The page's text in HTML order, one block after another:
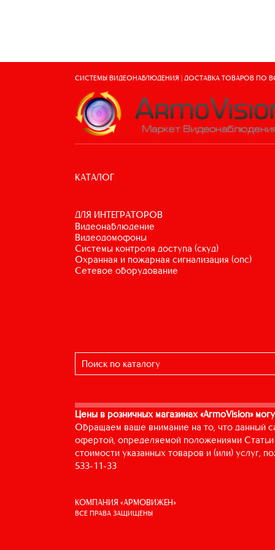
СИСТЕМЫ ВИДЕОНАБЛЮДЕНИЯ | ДОСТАВКА ТОВАРОВ ПО
КАТАЛОГ
ДЛЯ ИНТЕГРАТОРОВ
видеонаблюдение
видеодомофоны
системы контроля доступа (скуд)
охранная и пожарная сигнализация (опс)
сетевое оборудование
Цены в розничных магазинах «ArmoVision»
Обращаем ваше внимание на то, что данный
офертой, определяемой положениями
стоимости указанных товаров и (или)
533-11-33
КОМПАНИЯ «АРМОВИЖЕН»
ВСЕ ПРАВА ЗАЩИЩЕНЫ